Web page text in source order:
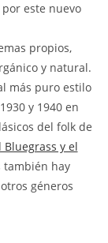
este nuevo
propios,
y natural.
más puro estilo
y 1940 en
del folk de
Bluegrass y el
también hay
géneros